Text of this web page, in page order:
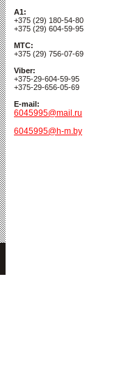
A1:
+375 (29) 180-54-80
+375 (29) 604-59-95
MTC:
+375 (29) 756-07-69
Viber:
+375-29-604-59-95
+375-29-656-05-69
E-mail:
6045995@mail.ru
6045995@h-m.by